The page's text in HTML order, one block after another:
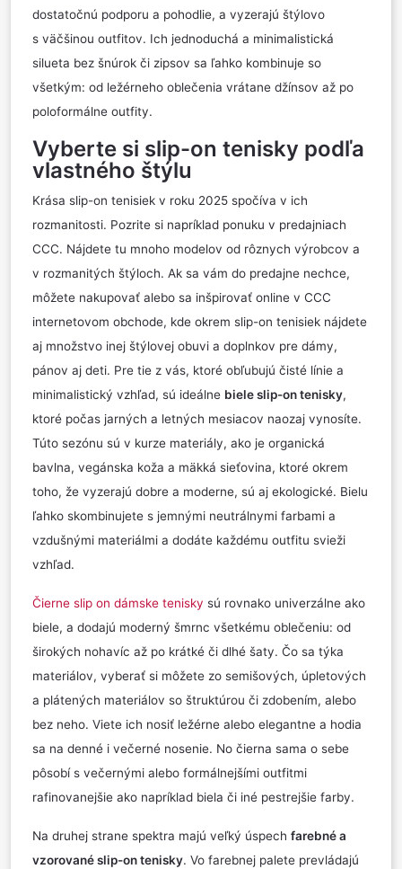
dostatočnú podporu a pohodlie, a vyzerajú štýlovo
s väčšinou outfitov. Ich jednoduchá a minimalistická
silueta bez šnúrok či zipsov sa ľahko kombinuje so
všetkým: od ležérneho oblečenia vrátane džínsov až po
poloformálne outfity.
Vyberte si slip-on tenisky podľa
vlastného štýlu
Krása slip-on tenisiek v roku 2025 spočíva v ich
rozmanitosti. Pozrite si napríklad ponuku v predajniach
CCC. Nájdete tu mnoho modelov od rôznych výrobcov a
v rozmanitých štýloch. Ak sa vám do predajne nechce,
môžete nakupovať alebo sa inšpirovať online v CCC
internetovom obchode, kde okrem slip-on tenisiek nájdete
aj množstvo inej štýlovej obuvi a doplnkov pre dámy,
pánov aj deti. Pre tie z vás, ktoré obľubujú čisté línie a
minimalistický vzhľad, sú ideálne biele slip-on tenisky,
ktoré počas jarných a letných mesiacov naozaj vynosíte.
Túto sezónu sú v kurze materiály, ako je organická
bavlna, vegánska koža a mäkká sieťovina, ktoré okrem
toho, že vyzerajú dobre a moderne, sú aj ekologické. Bielu
ľahko skombinujete s jemnými neutrálnymi farbami a
vzdušnými materiálmi a dodáte každému outfitu svieži
vzhľad.
Čierne slip on dámske tenisky sú rovnako univerzálne ako
biele, a dodajú moderný šmrnc všetkému oblečeniu: od
širokých nohavíc až po krátké či dlhé šaty. Čo sa týka
materiálov, vyberať si môžete zo semišových, úpletových
a plátených materiálov so štruktúrou či zdobením, alebo
bez neho. Viete ich nosiť ležérne alebo elegantne a hodia
sa na denné i večerné nosenie. No čierna sama o sebe
pôsobí s večernými alebo formálnejšími outfitmi
rafinovanejšie ako napríklad biela či iné pestrejšie farby.
Na druhej strane spektra majú veľký úspech farebné a
vzorované slip-on tenisky. Vo farebnej palete prevládajú